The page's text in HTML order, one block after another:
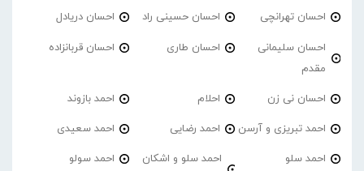
احسان تهرانچی احسان حسینی راد احسان دریادل
احسان سلیمانی
مقدم
احسان طاری احسان قربانزاده
احسان نی زن احلام احمد بازوند
احمد تبریزی و آرسن احمد‌ رضایی احمد سعیدی
احمد سلو
احمد سلو و اشکان
احمد سولو